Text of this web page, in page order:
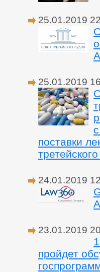
25.01.2019
25.01.2019
поставки
24.01.2019
23.01.2019
пройдет